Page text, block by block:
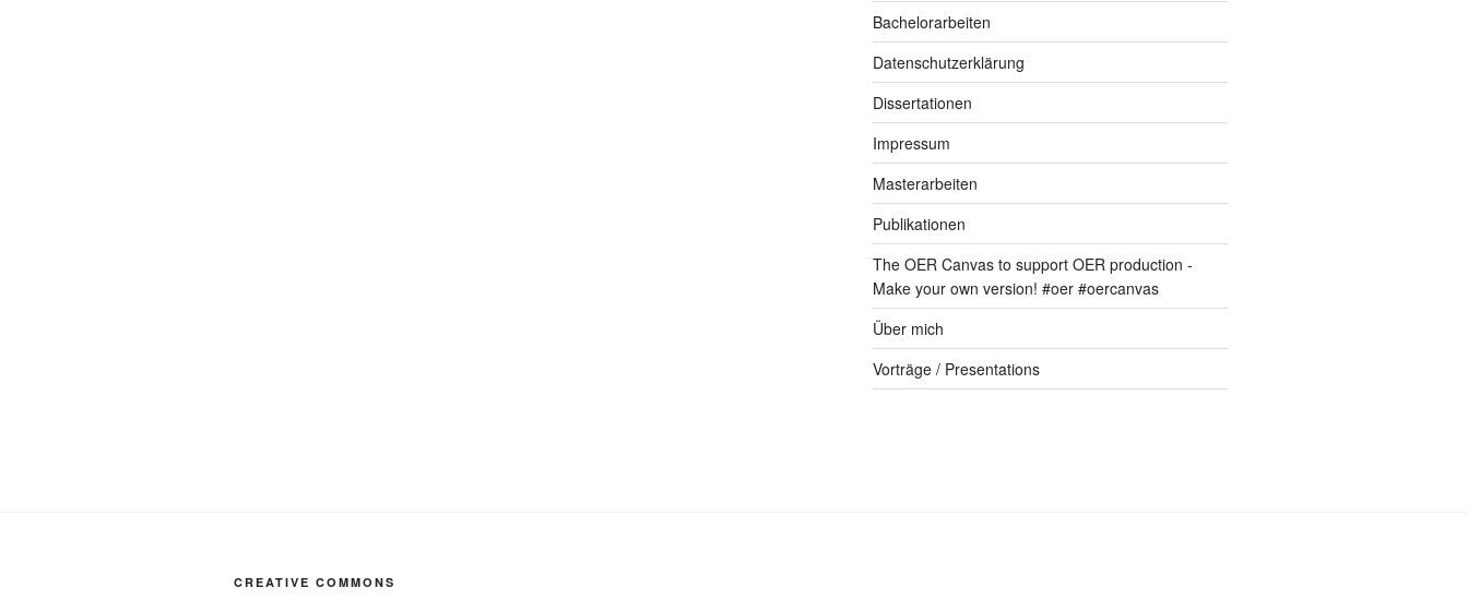
Bachelorarbeiten
Datenschutzerklärung
Dissertationen
Impressum
Masterarbeiten
Publikationen
The OER Canvas to support OER production -
Make your own version! #oer #oercanvas
Über mich
Vorträge / Presentations
CREATIVE COMMONS